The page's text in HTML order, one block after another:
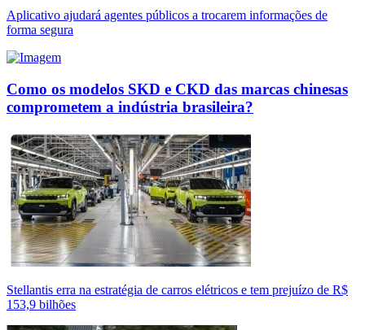
Aplicativo ajudará agentes públicos a trocarem informações de
forma segura
Como os modelos SKD e CKD das marcas chinesas
comprometem a indústria brasileira?
Stellantis erra na estratégia de carros elétricos e tem prejuízo de R$
153,9 bilhões